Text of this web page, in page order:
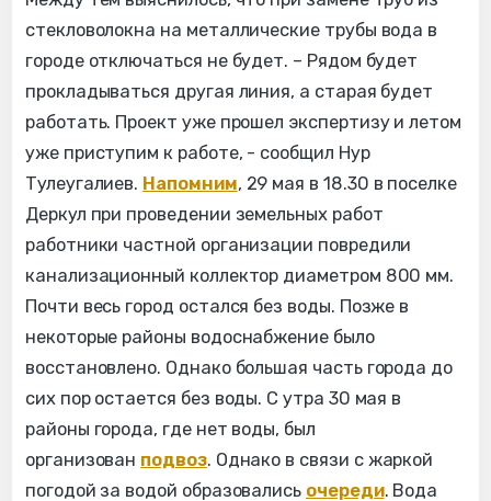
стекловолокна на металлические трубы вода в
городе отключаться не будет. – Рядом будет
прокладываться другая линия, а старая будет
работать. Проект уже прошел экспертизу и летом
уже приступим к работе, - сообщил Нур
Тулеугалиев. Напомним, 29 мая в 18.30 в поселке
Деркул при проведении земельных работ
работники частной организации повредили
канализационный коллектор диаметром 800 мм.
Почти весь город остался без воды. Позже в
некоторые районы водоснабжение было
восстановлено. Однако большая часть города до
сих пор остается без воды. С утра 30 мая в
районы города, где нет воды, был
организован подвоз. Однако в связи с жаркой
погодой за водой образовались очереди. Вода